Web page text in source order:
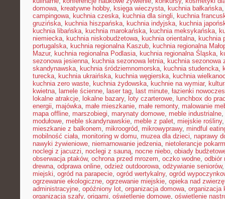
domowa, kreatywne hobby, księga wieczysta, kuchnia bałkańska
campingowa, kuchnia czeska, kuchnia dla singli, kuchnia
gruzińska, kuchnia hiszpańska, kuchnia indyjska, kuchnia
kuchnia libańska, kuchnia marokańska, kuchnia meksykańska,
niemiecka, kuchnia niskobudżetowa, kuchnia orientalna, kuchnia
portugalska, kuchnia regionalna Kaszub, kuchnia regionalna
Mazur, kuchnia regionalna Podlasia, kuchnia regionalna Śląska,
sezonowa jesienna, kuchnia sezonowa letnia, kuchnia sezonowa
skandynawska, kuchnia śródziemnomorska, kuchnia studencka,
turecka, kuchnia ukraińska, kuchnia węgierska, kuchnia
kuchnia zero waste, kuchnia żydowska, kuchnie na wymiar,
kwietna, lamele ścienne, laser tag, last minute, łazienki
lokalne atrakcje, lokalne bazary, loty czarterowe, lunchbox do
energii, majówka, małe mieszkanie, małe remonty, malowanie
mapa offline, marszobiegi, marynaty domowe, meble industrialne,
modułowe, meble skandynawskie, meble z palet, miejskie rośliny
mieszkanie z balkonem, mikroogród, mikrowyprawy, mindful
mobilność ciała, monitoring w domu, muzea dla dzieci, naprawy
nawyki żywieniowe, niemarnowanie jedzenia, nietolerancje
noclegi z jacuzzi, noclegi z sauną, nocne niebo, obiady
obserwacja ptaków, ochrona przed mrozem, oczko wodne, odbiór
drewna, odprawa online, odzież outdoorowa, odżywianie seniorów
miejski, ogród na parapecie, ogród wertykalny, ogród
ogrzewanie ekologiczne, ogrzewanie miejskie, opieka nad
administracyjne, opóźniony lot, organizacja domowa, organizacja
organizacja szafy, origami, oświetlenie domowe, oświetlenie